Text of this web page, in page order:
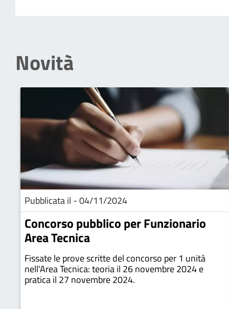
Novità
Pubblicata il - 04/11/2024
Concorso pubblico per Funzionario
Area Tecnica
Fissate le prove scritte del concorso per 1 unità
nell'Area Tecnica: teoria il 26 novembre 2024 e
pratica il 27 novembre 2024.